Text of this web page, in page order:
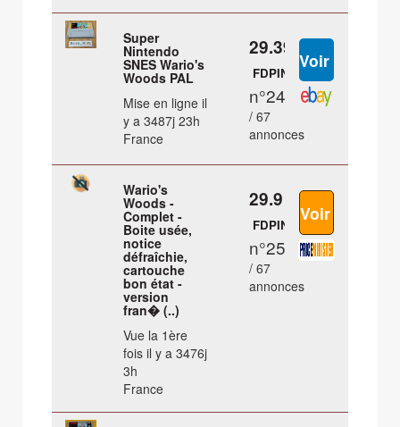
Super
Nintendo
SNES Wario's
Woods PAL
Mise en ligne il
y a 3487j 23h
France
29.39 €
FDPIN
n°24
/ 67
annonces
Wario's
Woods -
Complet -
Boite usée,
notice
défraîchie,
cartouche
bon état -
version
fran� (..)
Vue la 1ère
fois il y a 3476j
3h
France
29.9 €
FDPIN
n°25
/ 67
annonces